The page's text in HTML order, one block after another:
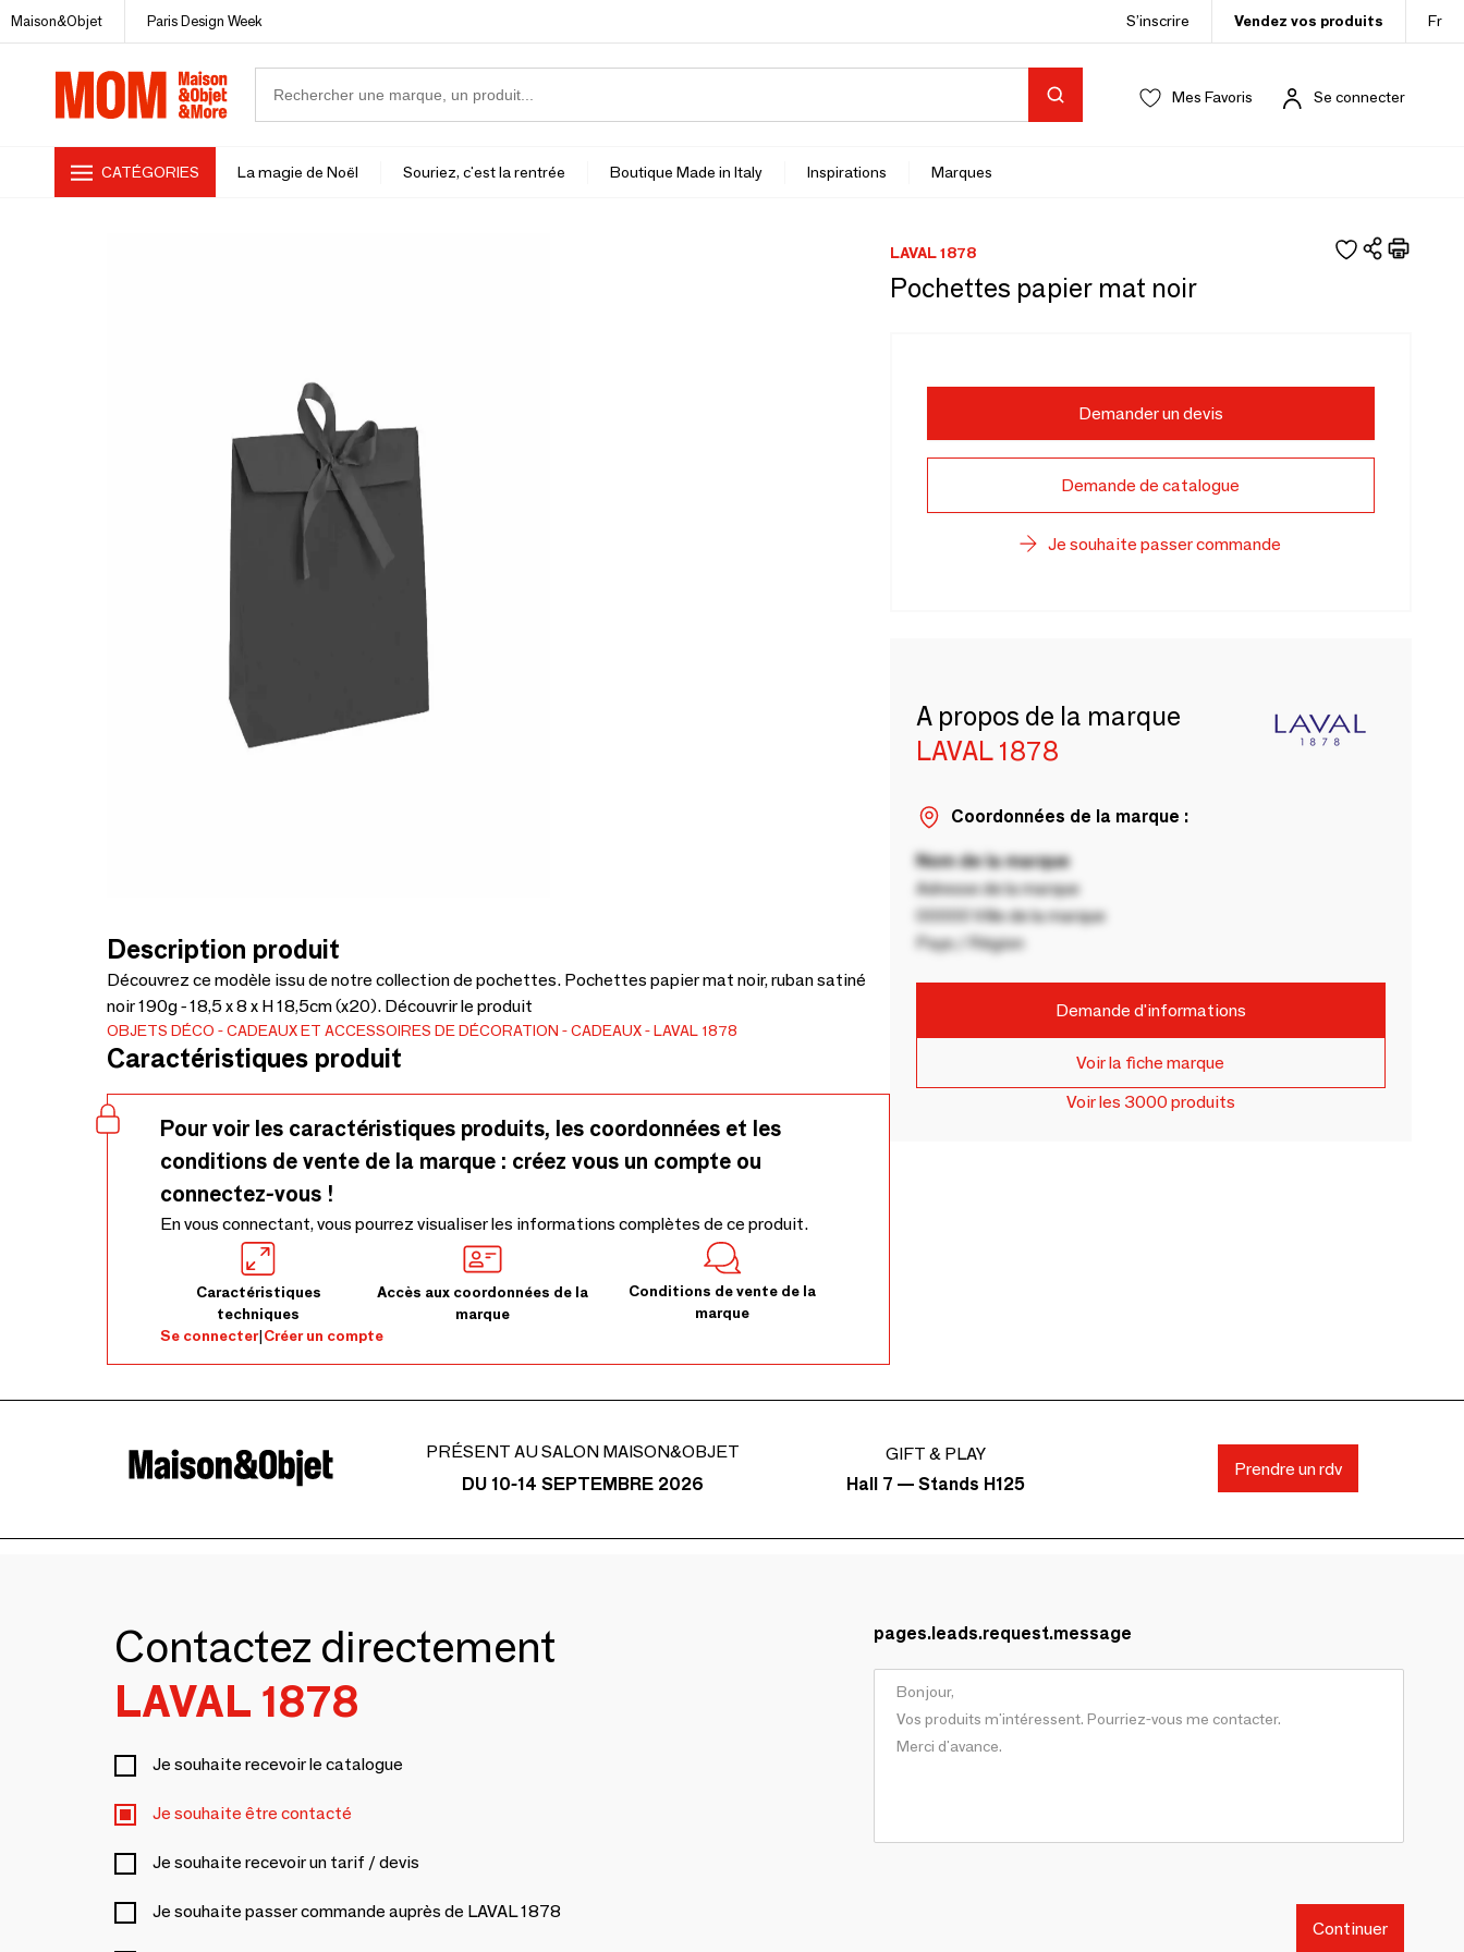
Maison&Objet Paris Design Week S’inscrire Vendez vos produits Fr
Mes Favoris Se connecter
CATÉGORIES La magie de Noël Souriez, c'est la rentrée Boutique Made in Italy Inspirations Marques
Description produit
Découvrez ce modèle issu de notre collection de pochettes. Pochettes papier mat noir, ruban satiné
noir 190g - 18,5 x 8 x H 18,5cm (x20). Découvrir le produit
OBJETS DÉCO CADEAUX ET ACCESSOIRES DE DÉCORATION CADEAUX LAVAL 1878
Caractéristiques produit
Pour voir les caractéristiques produits, les coordonnées et les
conditions de vente de la marque : créez vous un compte ou
connectez-vous !
En vous connectant, vous pourrez visualiser les informations complètes de ce produit.
Caractéristiques
techniques
Accès aux coordonnées de la
marque
Conditions de vente de la
marque
Se connecter|Créer un compte
LAVAL 1878
Pochettes papier mat noir
Demander un devis
Demande de catalogue
Je souhaite passer commande
A propos de la marque
LAVAL 1878
Coordonnées de la marque :
Nom de la marque
Adresse de la marque
00000 Ville de la marque
Pays / Région
Demande d'informations
Voir la fiche marque
Voir les 3000 produits
PRÉSENT AU SALON MAISON&OBJET
DU 10-14 SEPTEMBRE 2026
GIFT & PLAY
Hall 7 — Stands H125
Prendre un rdv
Contactez directement
LAVAL 1878
Je souhaite recevoir le catalogue
Je souhaite être contacté
Je souhaite recevoir un tarif / devis
Je souhaite passer commande auprès de LAVAL 1878
pages.leads.request.message
Continuer